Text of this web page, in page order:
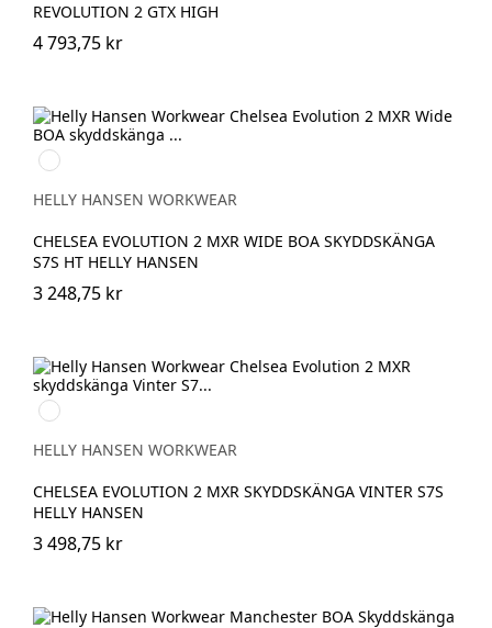
REVOLUTION 2 GTX HIGH
4 793,75 kr
930
BLACK/GREY
HELLY HANSEN WORKWEAR
CHELSEA EVOLUTION 2 MXR WIDE BOA SKYDDSKÄNGA
S7S HT HELLY HANSEN
3 248,75 kr
992
BLACK/ORANGE
HELLY HANSEN WORKWEAR
CHELSEA EVOLUTION 2 MXR SKYDDSKÄNGA VINTER S7S
HELLY HANSEN
3 498,75 kr